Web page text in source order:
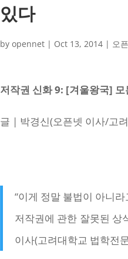
있다
byopennet | Oct 13, 2014 | 오
저작권 신화 9: [겨울왕국] 모
글 | 박경신(오픈넷 이사/고
“이게 정말 불법이 아니라
저작권에 관한 잘못된 상
이사(고려대학교 법학전